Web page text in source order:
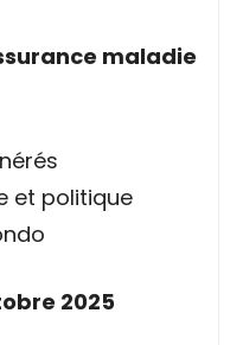
maladie
et politique
2025